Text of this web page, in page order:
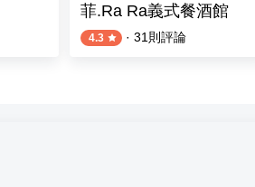
菲.Ra Ra義式餐酒館
4.3 · 31 則評論